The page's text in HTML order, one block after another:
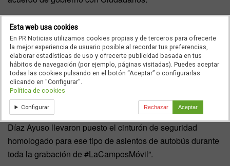
De esta forma, la entrevista con María Teresa Campos
quedaba desactualizada, pues se había grabado varios
días antes. Además, durante la emisión deLa Campos
móvil, buena parte de la audiencia planteó sus dudas
sobre los cinturones que protegían a la presentadora y a la
presidenta de la Comunidad de Madrid. Los espectadores
dudaban sobre si eran reglamentarios o no, una duda que
la DGT aclaró vía Twitter: “María Teresa Campos e Isabel
Díaz Ayuso llevaron puesto el cinturón de seguridad
homologado para ese tipo de asientos de autobús durante
toda la grabación de #LaCamposMóvil”.
Esta web usa cookies
En PR Noticias utilizamos cookies propias y de terceros para ofrecerte
la mejor experiencia de usuario posible al recordar tus preferencias,
elaborar estadísticas de uso y ofrecerte publicidad basada en tus
hábitos de navegación (por ejemplo, páginas visitadas). Puedes aceptar
todas las cookies pulsando en el botón “Aceptar” o configurarlas
clicando en "Configurar".
Política de cookies
Configurar Rechazar Aceptar